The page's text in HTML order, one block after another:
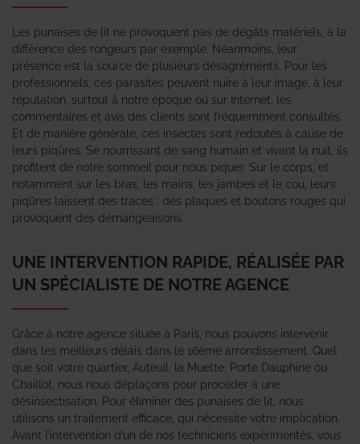
Les punaises de lit ne provoquent pas de dégâts matériels, à la
différence des rongeurs par exemple. Néanmoins, leur
présence est la source de plusieurs désagréments. Pour les
professionnels, ces parasites peuvent nuire à leur image, à leur
réputation, surtout à notre époque où sur Internet, les
commentaires et avis des clients sont fréquemment consultés.
Et de manière générale, ces insectes sont redoutés à cause de
leurs piqûres. Se nourrissant de sang humain et vivant la nuit, ils
profitent de notre sommeil pour nous piquer. Sur le corps, et
notamment sur les bras, les mains, les jambes et le cou, leurs
piqûres laissent des traces : des plaques et boutons rouges qui
provoquent des démangeaisons.
UNE INTERVENTION RAPIDE, RÉALISÉE PAR
UN SPÉCIALISTE DE NOTRE AGENCE
Grâce à notre agence située à Paris, nous pouvons intervenir
dans les meilleurs délais dans le 16ème arrondissement. Quel
que soit votre quartier, Auteuil, la Muette, Porte Dauphine ou
Chaillot, nous nous déplaçons pour procéder à une
désinsectisation. Pour éliminer des punaises de lit, nous
utilisons un traitement efficace, qui nécessite votre implication.
Avant l’intervention d’un de nos techniciens expérimentés, vous